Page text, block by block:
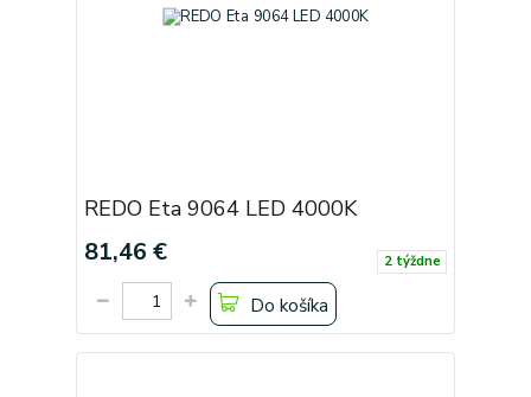
REDO Eta 9064 LED 4000K
81,46 € 2 týždne
Do košíka